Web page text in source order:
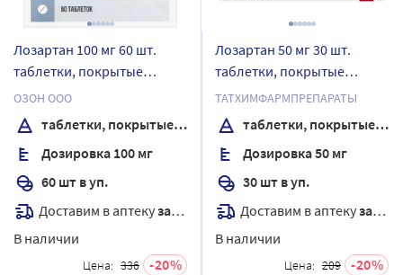
Лозартан 100 мг 60 шт.
таблетки, покрытые
пленочной оболочкой
ОЗОН ООО
таблетки, покрытые пленочной оболочкой
Дозировка 100 мг
60 шт в уп.
Доставим в аптекузавтра
В наличии
Цена: 336 20
Лозартан 50 мг 30 шт.
таблетки, покрытые
пленочной оболочкой
ТАТХИМФАРМПРЕПАРАТЫ
таблетки, покрытые пленочной оболочкой
Дозировка 50 мг
30 шт в уп.
Доставим в аптекузавтра
В наличии
Цена: 209 20